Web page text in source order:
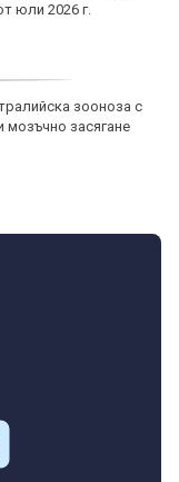
юли 2026 г.
зооноза с
засягане